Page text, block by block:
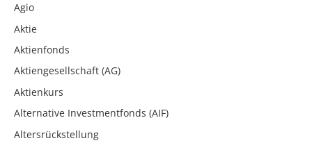
Agio
Aktie
Aktienfonds
Aktiengesellschaft (AG)
Aktienkurs
Alternative Investmentfonds (AIF)
Altersrückstellung